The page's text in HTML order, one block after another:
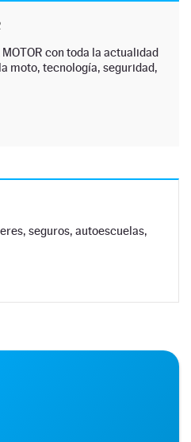
con toda la actualidad
moto, tecnología, seguridad,
seguros, autoescuelas,